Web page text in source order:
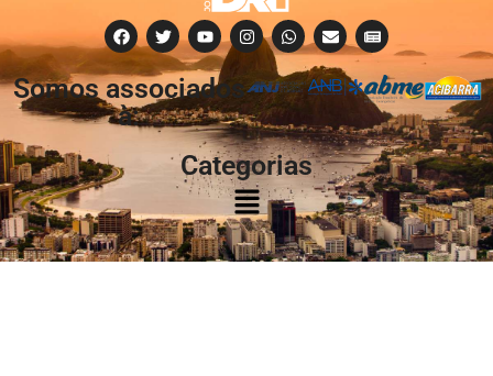
Somos associados
à:
Categorias